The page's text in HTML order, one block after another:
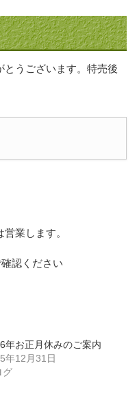
とうございます。特売後
業します。
確認ください
年お正月休みのご案内
年12月31日
グ